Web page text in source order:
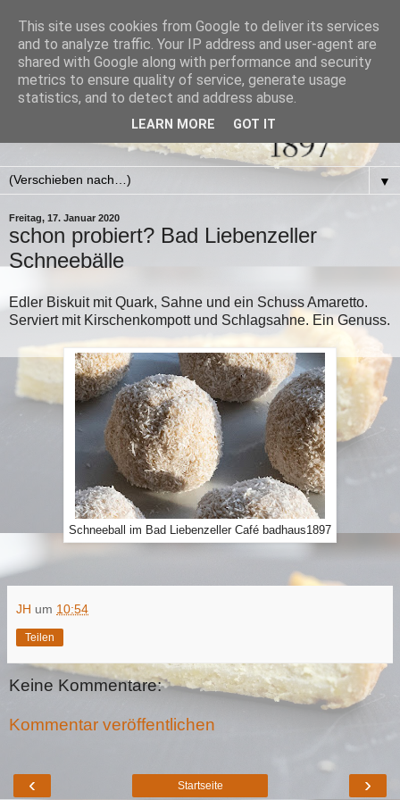
▼
Freitag, 17. Januar 2020
schon probiert? Bad Liebenzeller
Schneebälle
Edler Biskuit mit Quark, Sahne und ein Schuss Amaretto.
Serviert mit Kirschenkompott und Schlagsahne. Ein Genuss.
Schneeball im Bad Liebenzeller Café badhaus1897
JH um 10:54
Teilen
Keine Kommentare:
Kommentar veröffentlichen
‹ ›
Startseite
This site uses cookies from Google to deliver its services
and to analyze traffic. Your IP address and user-agent are
shared with Google along with performance and security
metrics to ensure quality of service, generate usage
statistics, and to detect and address abuse.
LEARN MORE GOT IT